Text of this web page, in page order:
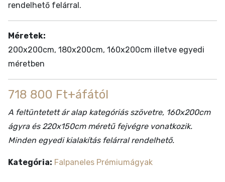
rendelhető felárral.
Méretek:
200x200cm, 180x200cm, 160x200cm illetve egyedi
méretben
718 800 Ft+áfától
A feltüntetett ár alap kategóriás szövetre, 160x200cm
ágyra és 220x150cm méretű fejvégre vonatkozik.
Minden egyedi kialakítás felárral rendelhető.
Kategória: Falpaneles Prémiumágyak